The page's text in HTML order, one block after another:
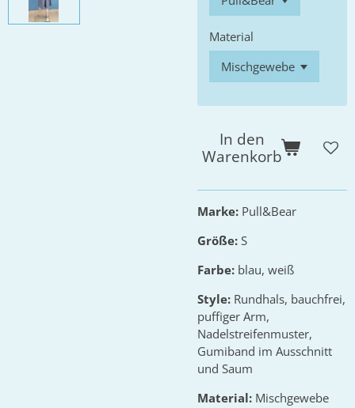
Material
In den
Warenkorb
Marke: Pull&Bear
Größe: S
Farbe: blau, weiß
Style: Rundhals, bauchfrei,
puffiger Arm,
Nadelstreifenmuster,
Gumiband im Ausschnitt
und Saum
Material: Mischgewebe